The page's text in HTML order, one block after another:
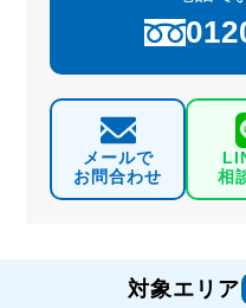
メールで
お問合わせ
相
対象エリア